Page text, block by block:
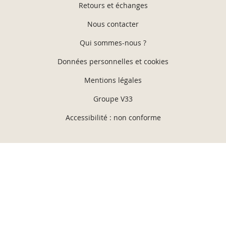
Retours et échanges
Nous contacter
Qui sommes-nous ?
Données personnelles et cookies
Mentions légales
Groupe V33
Accessibilité : non conforme